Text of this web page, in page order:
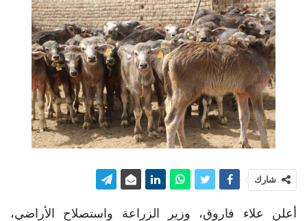
شارك
أعلن علاء فاروق، وزير الزراعة واستصلاح الأراضي،